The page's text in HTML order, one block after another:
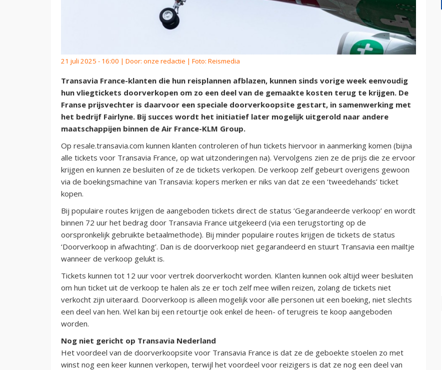
21 juli 2025 - 16:00 | Door: onze redactie | Foto: Reismedia
Transavia France-klanten die hun reisplannen afblazen, kunnen sinds vorige week eenvoudig
hun vliegtickets doorverkopen om zo een deel van de gemaakte kosten terug te krijgen. De
Franse prijsvechter is daarvoor een speciale doorverkoopsite gestart, in samenwerking met
het bedrijf Fairlyne. Bij succes wordt het initiatief later mogelijk uitgerold naar andere
maatschappijen binnen de Air France-KLM Group.
Op resale.transavia.com kunnen klanten controleren of hun tickets hiervoor in aanmerking komen (bijna
alle tickets voor Transavia France, op wat uitzonderingen na). Vervolgens zien ze de prijs die ze ervoor
krijgen en kunnen ze besluiten of ze de tickets verkopen. De verkoop zelf gebeurt overigens gewoon
via de boekingsmachine van Transavia: kopers merken er niks van dat ze een ‘tweedehands’ ticket
kopen.
Bij populaire routes krijgen de aangeboden tickets direct de status ‘Gegarandeerde verkoop’ en wordt
binnen 72 uur het bedrag door Transavia France uitgekeerd (via een terugstorting op de
oorspronkelijk gebruikte betaalmethode). Bij minder populaire routes krijgen de tickets de status
‘Doorverkoop in afwachting’. Dan is de doorverkoop niet gegarandeerd en stuurt Transavia een mailtje
wanneer de verkoop gelukt is.
Tickets kunnen tot 12 uur voor vertrek doorverkocht worden. Klanten kunnen ook altijd weer besluiten
om hun ticket uit de verkoop te halen als ze er toch zelf mee willen reizen, zolang de tickets niet
verkocht zijn uiteraard. Doorverkoop is alleen mogelijk voor alle personen uit een boeking, niet slechts
een deel van hen. Wel kan bij een retourtje ook enkel de heen- of terugreis te koop aangeboden
worden.
Nog niet gericht op Transavia Nederland
Het voordeel van de doorverkoopsite voor Transavia France is dat ze de geboekte stoelen zo met
winst nog een keer kunnen verkopen, terwijl het voordeel voor reizigers is dat ze nog een deel van